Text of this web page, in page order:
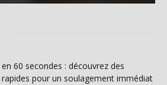
60 secondes : découvrez des
pour un soulagement immédiat